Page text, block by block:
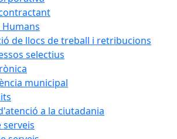
Humans
de llocs de treball i retribucions
selectius
municipal
a la ciutadania
serveis